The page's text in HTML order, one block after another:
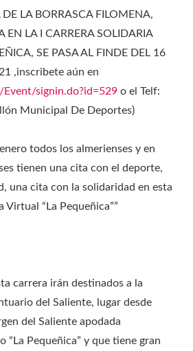
LA BORRASCA FILOMENA,
EN LA I CARRERA SOLIDARIA
SE PASA AL FINDE DEL 16
,inscribete aún en
signin.do?id=529 o el Telf:
Municipal De Deportes)
todos los almerienses y en
tienen una cita con el deporte,
una cita con la solidaridad en esta
Virtual “La Pequeñica””
carrera irán destinados a la
del Saliente, lugar desde
del Saliente apodada
“La Pequeñica” y que tiene gran